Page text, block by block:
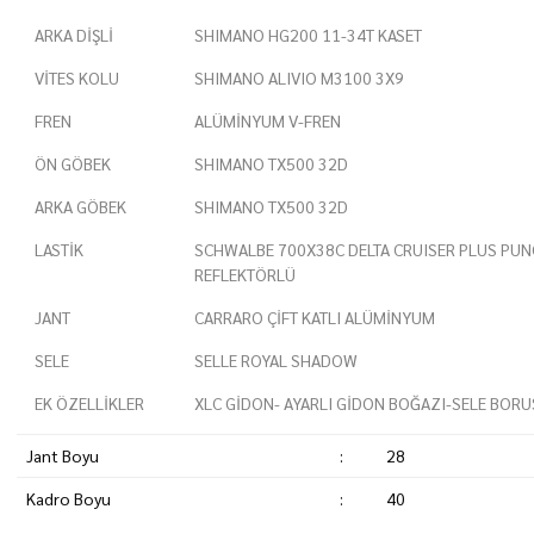
ARKA DİŞLİ
SHIMANO HG200 11-34T KASET
VİTES KOLU
SHIMANO ALIVIO M3100 3X9
FREN
ALÜMİNYUM V-FREN
ÖN GÖBEK
SHIMANO TX500 32D
ARKA GÖBEK
SHIMANO TX500 32D
LASTİK
SCHWALBE 700X38C DELTA CRUISER PLUS
REFLEKTÖRLÜ
JANT
CARRARO ÇİFT KATLI ALÜMİNYUM
SELE
SELLE ROYAL SHADOW
EK ÖZELLİKLER
XLC GİDON- AYARLI GİDON BOĞAZI-SELE
Jant Boyu :
28
Kadro Boyu
: 40